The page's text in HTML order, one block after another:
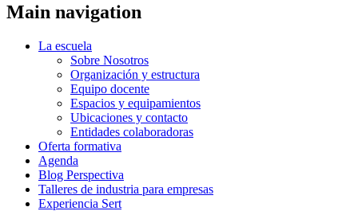
Main navigation
La escuela
Sobre Nosotros
Organización y estructura
Equipo docente
Espacios y equipamientos
Ubicaciones y contacto
Entidades colaboradoras
Oferta formativa
Agenda
Blog Perspectiva
Talleres de industria para empresas
Experiencia Sert